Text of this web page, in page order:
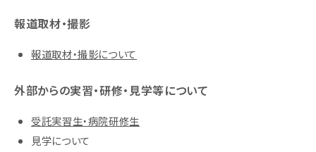
報道取材・撮影
報道取材・撮影について
外部からの実習・研修・見学等について
受託実習生・病院研修生
見学について